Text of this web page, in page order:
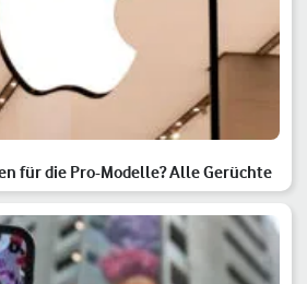
für die Pro-Modelle? Alle Gerüchte